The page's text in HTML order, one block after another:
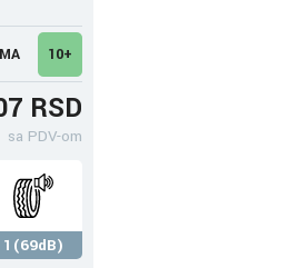
10+
RSD
sa PDV-om
1(69dB)